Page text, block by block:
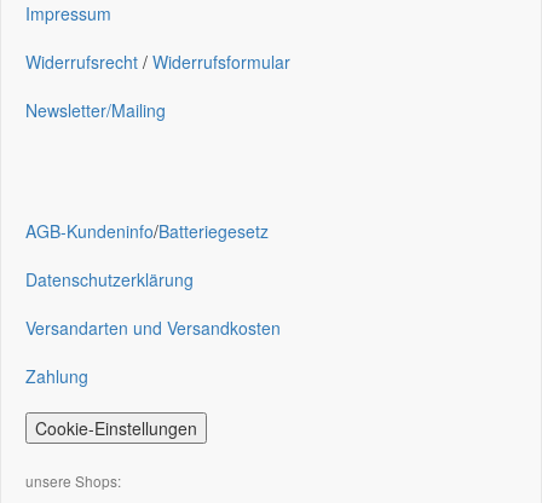
Impressum
Widerrufsrecht / Widerrufsformular
Newsletter/Mailing
AGB-Kundeninfo/Batteriegesetz
Datenschutzerklärung
Versandarten und Versandkosten
Zahlung
Cookie-Einstellungen
unsere Shops: